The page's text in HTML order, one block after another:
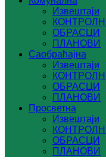
Извештаји
ОБРАСЦИ
ПЛАНОВИ
Саобраћајна
Извештаји
ОБРАСЦИ
ПЛАНОВИ
Просветна
Извештаји
ОБРАСЦИ
ПЛАНОВИ